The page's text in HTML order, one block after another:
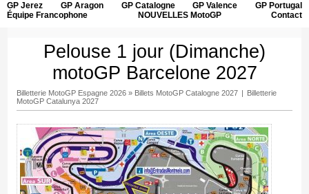
GP Jerez GP Aragon GP Catalogne GP Valence
GP Portugal
Équipe Francophone
NOUVELLES MotoGP Contact
Pelouse 1 jour (Dimanche)
motoGP Barcelone 2027
Billetterie MotoGP Espagne 2026» Billets MotoGP Catalogne 2027 | Billetterie
MotoGP Catalunya 2027